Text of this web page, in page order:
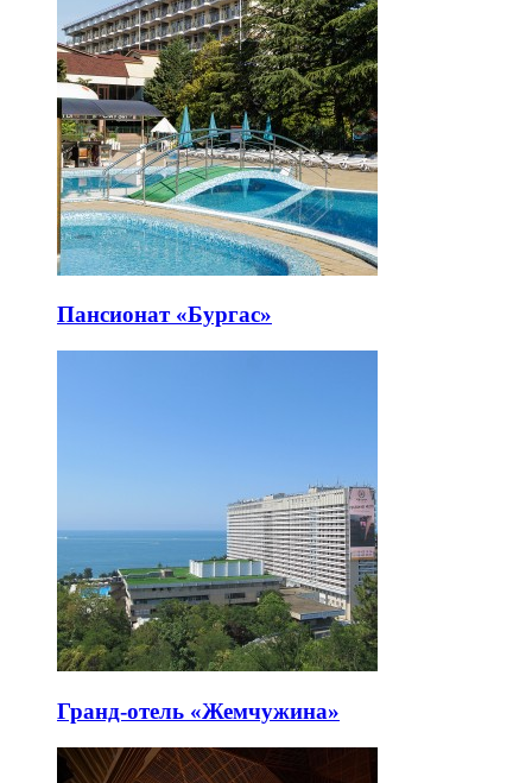
Пансионат «Бургас»
Гранд-отель «Жемчужина»